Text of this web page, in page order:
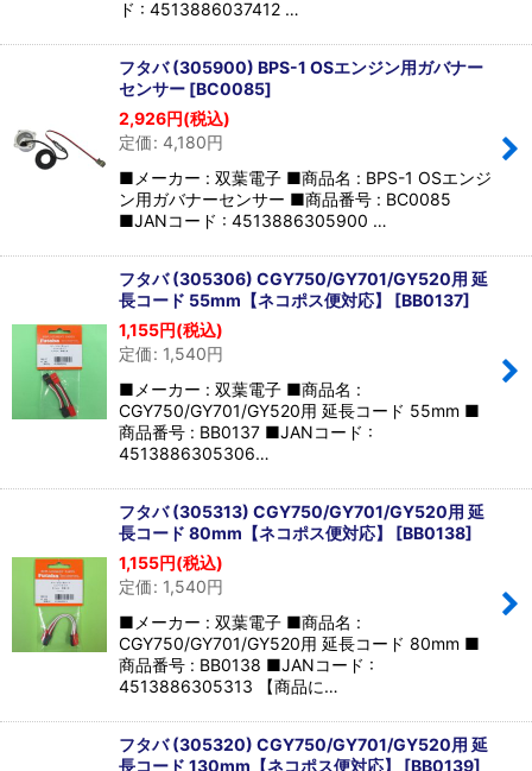
ド : 4513886037412 …
フタバ (305900) BPS-1 OSエンジン用ガバナー
センサー [BC0085]
2,926円(税込)
定価: 4,180円
■メーカー : 双葉電子 ■商品名 : BPS-1 OSエンジ
ン用ガバナーセンサー ■商品番号 : BC0085
■JANコード : 4513886305900 …
フタバ (305306) CGY750/GY701/GY520用 延
長コード 55mm【ネコポス便対応】 [BB0137]
1,155円(税込)
定価: 1,540円
■メーカー : 双葉電子 ■商品名 :
CGY750/GY701/GY520用 延長コード 55mm ■
商品番号 : BB0137 ■JANコード :
4513886305306…
フタバ (305313) CGY750/GY701/GY520用 延
長コード 80mm【ネコポス便対応】 [BB0138]
1,155円(税込)
定価: 1,540円
■メーカー : 双葉電子 ■商品名 :
CGY750/GY701/GY520用 延長コード 80mm ■
商品番号 : BB0138 ■JANコード :
4513886305313 【商品に…
フタバ (305320) CGY750/GY701/GY520用 延
長コード 130mm【ネコポス便対応】 [BB0139]